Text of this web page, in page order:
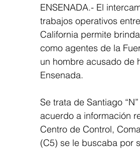
ENSENADA.- El
trabajos operativos
California permite
como agentes de la
un hombre acusado de
Ensenada.
Se trata de Santiago
acuerdo a información
Centro de Control,
(C5) se le buscaba por